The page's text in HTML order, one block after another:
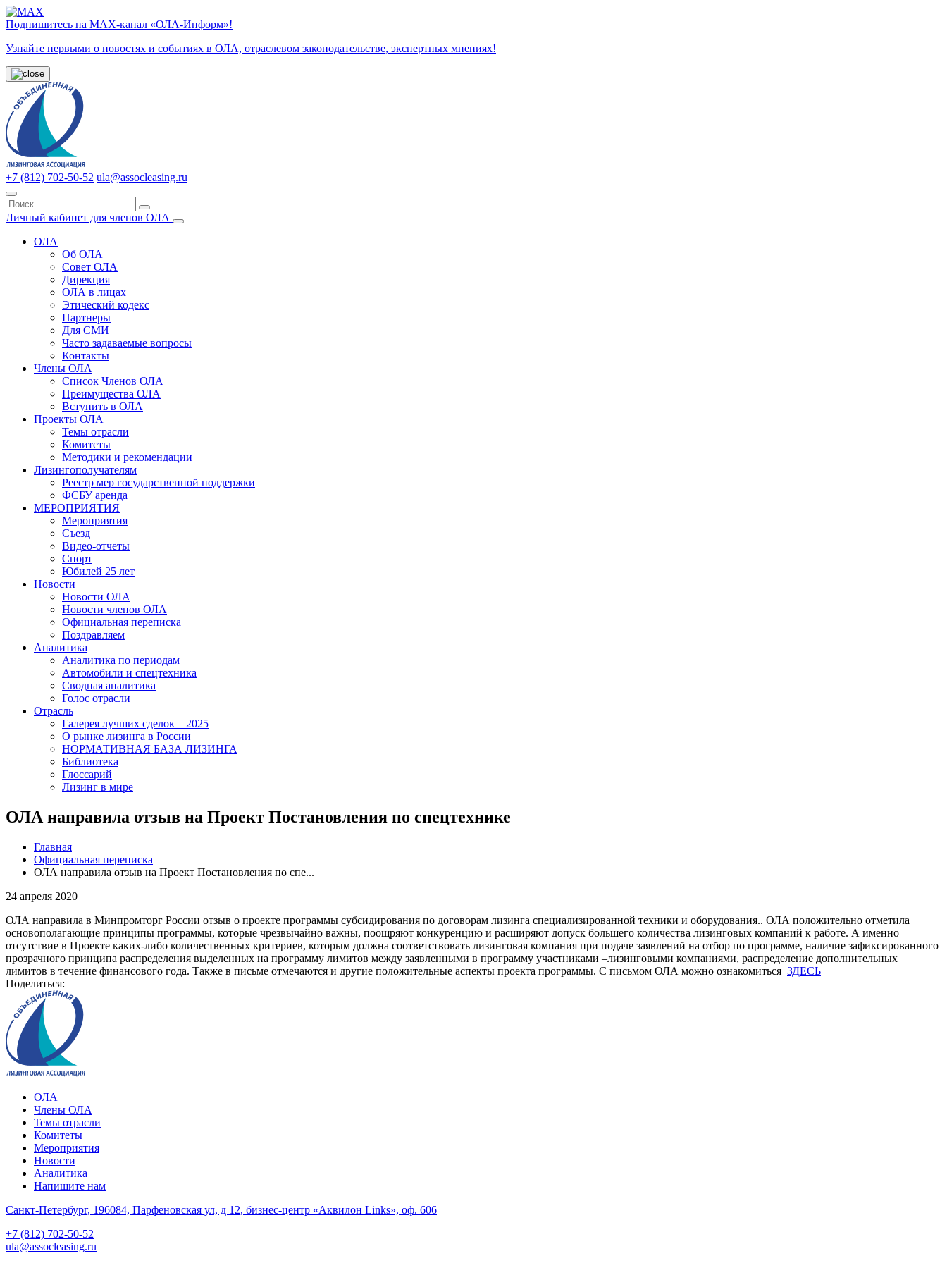
Подпишитесь на МАХ-канал «ОЛА-Информ»!
Узнайте первыми о новостях и событиях в ОЛА, отраслевом законодательстве, экспертных мнениях!
+7 (812) 702-50-52 ula@assocleasing.ru
Личный кабинет для членов ОЛА
ОЛА
Об ОЛА
Совет ОЛА
Дирекция
ОЛА в лицах
Этический кодекс
Партнеры
Для СМИ
Часто задаваемые вопросы
Контакты
Члены ОЛА
Список Членов ОЛА
Преимущества ОЛА
Вступить в ОЛА
Проекты ОЛА
Темы отрасли
Комитеты
Методики и рекомендации
Лизингополучателям
Реестр мер государственной поддержки
ФСБУ аренда
МЕРОПРИЯТИЯ
Мероприятия
Съезд
Видео-отчеты
Спорт
Юбилей 25 лет
Новости
Новости ОЛА
Новости членов ОЛА
Официальная переписка
Поздравляем
Аналитика
Аналитика по периодам
Автомобили и спецтехника
Сводная аналитика
Голос отрасли
Отрасль
Галерея лучших сделок – 2025
О рынке лизинга в России
НОРМАТИВНАЯ БАЗА ЛИЗИНГА
Библиотека
Глоссарий
Лизинг в мире
ОЛА направила отзыв на Проект Постановления по спецтехнике
Главная
Официальная переписка
ОЛА направила отзыв на Проект Постановления по спе...
24 апреля 2020
ОЛА направила в Минпромторг России отзыв о проекте программы субсидирования по договорам лизинга специализированной техники и оборудования.. ОЛА положительно отметила
основополагающие принципы программы, которые чрезвычайно важны, поощряют конкуренцию и расширяют допуск большего количества лизинговых компаний к работе. А именно
отсутствие в Проекте каких-либо количественных критериев, которым должна соответствовать лизинговая компания при подаче заявлений на отбор по программе, наличие зафиксированного
прозрачного принципа распределения выделенных на программу лимитов между заявленными в программу участниками –лизинговыми компаниями, распределение дополнительных
лимитов в течение финансового года. Также в письме отмечаются и другие положительные аспекты проекта программы. С письмом ОЛА можно ознакомиться ЗДЕСЬ
Поделиться:
ОЛА
Члены ОЛА
Темы отрасли
Комитеты
Мероприятия
Новости
Аналитика
Напишите нам
Санкт-Петербург, 196084, Парфеновская ул, д 12, бизнес-центр «Аквилон Links», оф. 606
+7 (812) 702-50-52
ula@assocleasing.ru